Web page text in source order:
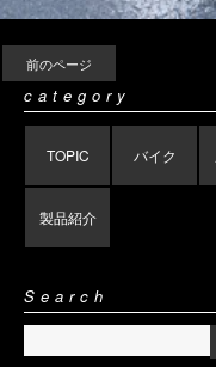
前のページ
category
TOPIC バイク
製品紹介
Search